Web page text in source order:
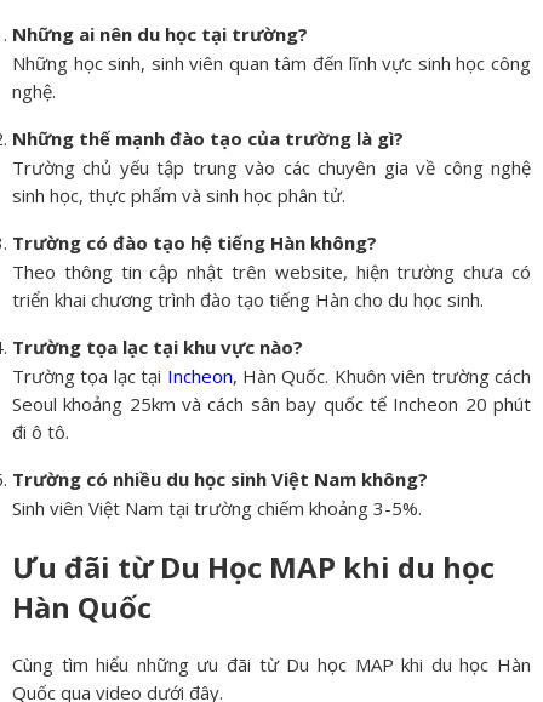
Những ai nên du học tại trường?
Những học sinh, sinh viên quan tâm đến lĩnh vực sinh học công
nghệ.
Những thế mạnh đào tạo của trường là gì?
Trường chủ yếu tập trung vào các chuyên gia về công nghệ
sinh học, thực phẩm và sinh học phân tử.
Trường có đào tạo hệ tiếng Hàn không?
Theo thông tin cập nhật trên website, hiện trường chưa có
triển khai chương trình đào tạo tiếng Hàn cho du học sinh.
Trường tọa lạc tại khu vực nào?
Trường tọa lạc tại Incheon, Hàn Quốc. Khuôn viên trường cách
Seoul khoảng 25km và cách sân bay quốc tế Incheon 20 phút
đi ô tô.
Trường có nhiều du học sinh Việt Nam không?
Sinh viên Việt Nam tại trường chiếm khoảng 3-5%.
Ưu đãi từ Du Học MAP khi du học
Hàn Quốc
Cùng tìm hiểu những ưu đãi từ Du học MAP khi du học Hàn
Quốc qua video dưới đây.